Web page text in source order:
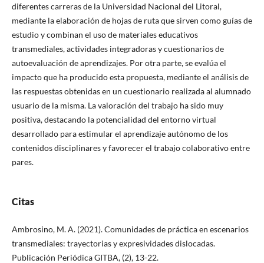
diferentes carreras de la Universidad Nacional del Litoral,
mediante la elaboración de hojas de ruta que sirven como guías de
estudio y combinan el uso de materiales educativos
transmediales, actividades integradoras y cuestionarios de
autoevaluación de aprendizajes. Por otra parte, se evalúa el
impacto que ha producido esta propuesta, mediante el análisis de
las respuestas obtenidas en un cuestionario realizada al alumnado
usuario de la misma. La valoración del trabajo ha sido muy
positiva, destacando la potencialidad del entorno virtual
desarrollado para estimular el aprendizaje autónomo de los
contenidos disciplinares y favorecer el trabajo colaborativo entre
pares.
Citas
Ambrosino, M. A. (2021). Comunidades de práctica en escenarios
transmediales: trayectorias y expresividades dislocadas.
Publicación Periódica GITBA, (2), 13-22.